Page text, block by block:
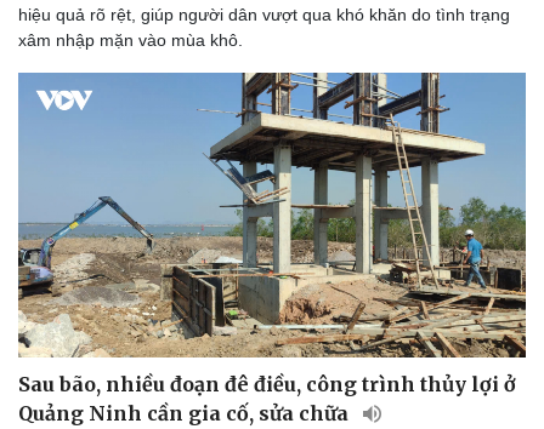
hiệu quả rõ rệt, giúp người dân vượt qua khó khăn do tình trạng
xâm nhập mặn vào mùa khô.
Sau bão, nhiều đoạn đê điều, công trình thủy lợi ở
Quảng Ninh cần gia cố, sửa chữa